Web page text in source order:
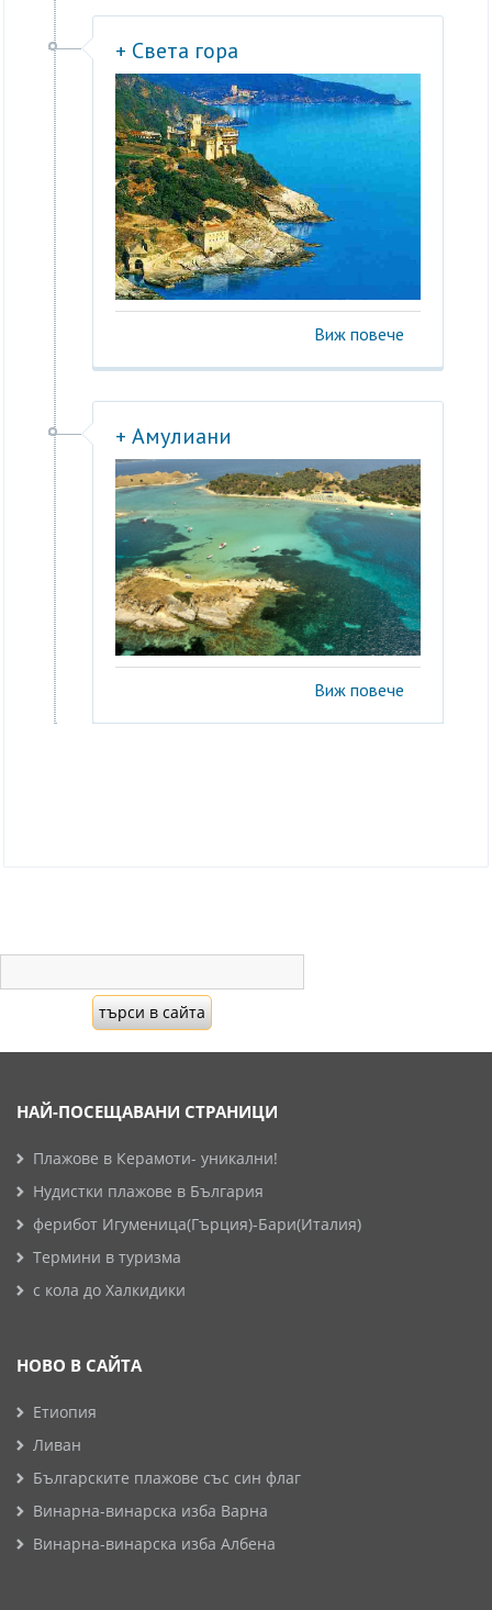
+ Света гора
Виж повече
+ Амулиани
Виж повече
НАЙ-ПОСЕЩАВАНИ СТРАНИЦИ
Плажове в Керамоти- уникални!
Нудистки плажове в България
ферибот Игуменица(Гърция)-Бари(Италия)
Термини в туризма
с кола до Халкидики
НОВО В САЙТА
Етиопия
Ливан
Българските плажове със син флаг
Винарна-винарска изба Варна
Винарна-винарска изба Албена